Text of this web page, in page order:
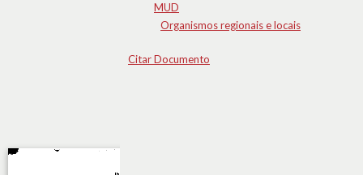
MUD
Organismos regionais e locais
Citar Documento